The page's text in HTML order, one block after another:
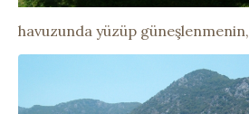
havuzunda yüzüp güneşlenmenin,